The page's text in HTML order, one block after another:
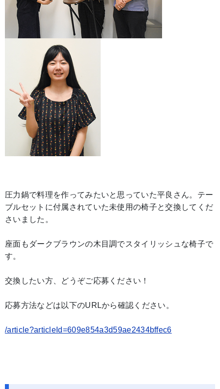
圧力鍋で料理を作ってみたいと思っていた平良さん。テー
ブルセットに付属されていた未使用の椅子と交換してくだ
さいました。
座面もダークブラウンの木目調でスタイリッシュな椅子で
す。
交換したい方、どうぞご応募ください！
応募方法などは以下のURLから確認ください。
/article?articleId=609e854a3d59ae2434bffec6